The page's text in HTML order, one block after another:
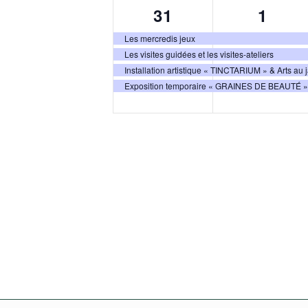
4
évènements,
31
Les mercredis jeux
Les visites guidées et les visites-ateliers
Installation artistique « TINCTARIUM » & Arts au
Exposition temporaire « GRAINES DE BEAUTÉ »
4
1